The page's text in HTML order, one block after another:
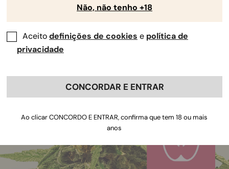
Não, não tenho +18
Aceitodefinições de cookies e política de
privacidade
CONCORDAR E ENTRAR
Ao clicar CONCORDO E ENTRAR, confirma que tem 18 ou mais
anos